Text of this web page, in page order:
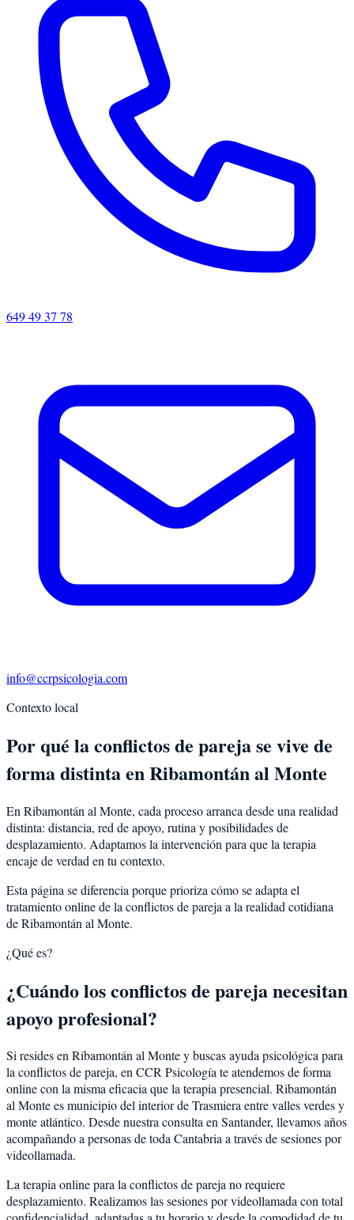
649 49 37 78
info@ccrpsicologia.com
Contexto local
Por qué la conflictos de pareja se vive de
forma distinta en Ribamontán al Monte
En Ribamontán al Monte, cada proceso arranca desde una realidad
distinta: distancia, red de apoyo, rutina y posibilidades de
desplazamiento. Adaptamos la intervención para que la terapia
encaje de verdad en tu contexto.
Esta página se diferencia porque prioriza cómo se adapta el
tratamiento online de la conflictos de pareja a la realidad cotidiana
de Ribamontán al Monte.
¿Qué es?
¿Cuándo los conflictos de pareja necesitan
apoyo profesional?
Si resides en Ribamontán al Monte y buscas ayuda psicológica para
la conflictos de pareja, en CCR Psicología te atendemos de forma
online con la misma eficacia que la terapia presencial. Ribamontán
al Monte es municipio del interior de Trasmiera entre valles verdes y
monte atlántico. Desde nuestra consulta en Santander, llevamos años
acompañando a personas de toda Cantabria a través de sesiones por
videollamada.
La terapia online para la conflictos de pareja no requiere
desplazamiento. Realizamos las sesiones por videollamada con total